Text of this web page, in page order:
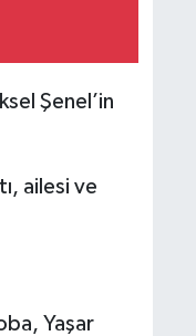
Şenel’in
ailesi ve
Yaşar